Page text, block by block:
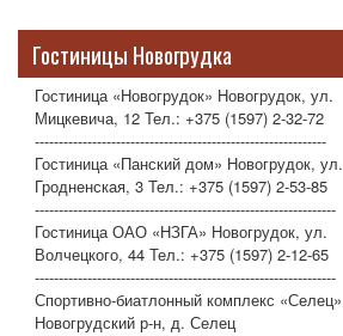
Гостиницы Новогрудка
Гостиница «Новогрудок» Новогрудок, ул.
Мицкевича, 12 Тел.: +375 (1597) 2-32-72
-------------------------------------------------------------
Гостиница «Панский дом» Новогрудок, ул.
Гродненская, 3 Тел.: +375 (1597) 2-53-85
---------------------------------------------------------------
Гостиница ОАО «НЗГА» Новогрудок, ул.
Волчецкого, 44 Тел.: +375 (1597) 2-12-65
---------------------------------------------------------------
Спортивно-биатлонный комплекс «Селец»
Новогрудский р-н, д. Селец